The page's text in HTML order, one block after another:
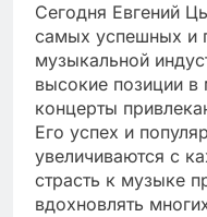
Сегодня Евгений
самых успешных и
музыкальной
высокие позиции в
концерты
Его успех и
увеличиваются с
страсть к музыке
вдохновлять